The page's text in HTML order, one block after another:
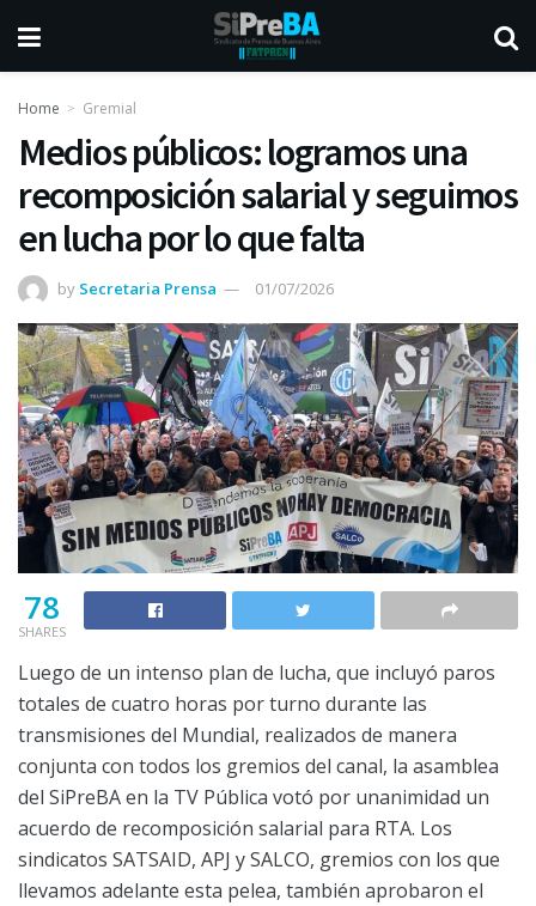
Home Gremial
Medios públicos: logramos una
recomposición salarial y seguimos
en lucha por lo que falta
by Secretaria Prensa 01/07/2026
78
SHARES
Luego de un intenso plan de lucha, que incluyó paros
totales de cuatro horas por turno durante las
transmisiones del Mundial, realizados de manera
conjunta con todos los gremios del canal, la asamblea
del SiPreBA en la TV Pública votó por unanimidad un
acuerdo de recomposición salarial para RTA. Los
sindicatos SATSAID, APJ y SALCO, gremios con los que
llevamos adelante esta pelea, también aprobaron el